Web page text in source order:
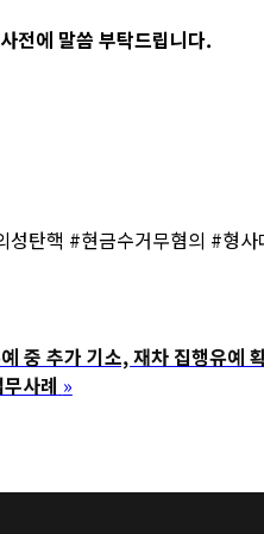
전에 말씀 부탁드립니다.
탄핵 #현금수거무혐의 #형
중 추가 기소, 재차 집행유예
사례 »